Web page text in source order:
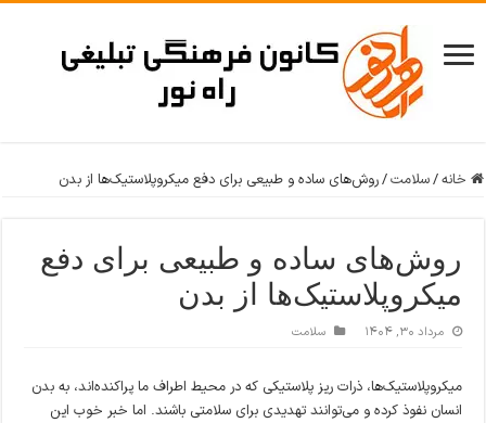
خانه/سلامت/روش‌های ساده و طبیعی برای دفع میکروپلاستیک‌ها از بدن
روش‌های ساده و طبیعی برای دفع
میکروپلاستیک‌ها از بدن
مرداد ۳۰, ۱۴۰۴ سلامت
میکروپلاستیک‌ها، ذرات ریز پلاستیکی که در محیط اطراف ما پراکنده‌اند، به بدن
انسان نفوذ کرده و می‌توانند تهدیدی برای سلامتی باشند. اما خبر خوب این